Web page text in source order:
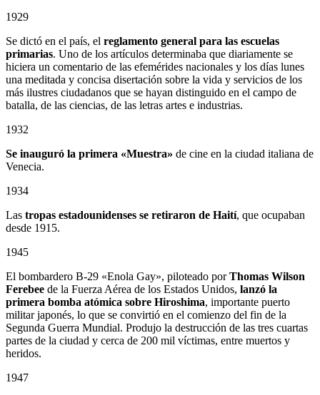
1929
Se dictó en el país, el reglamento general para las escuelas
primarias. Uno de los artículos determinaba que diariamente se
hiciera un comentario de las efemérides nacionales y los días lunes
una meditada y concisa disertación sobre la vida y servicios de los
más ilustres ciudadanos que se hayan distinguido en el campo de
batalla, de las ciencias, de las letras artes e industrias.
1932
Se inauguró la primera «Muestra» de cine en la ciudad italiana de
Venecia.
1934
Las tropas estadounidenses se retiraron de Haití, que ocupaban
desde 1915.
1945
El bombardero B-29 «Enola Gay», piloteado porThomas Wilson
Ferebee de la Fuerza Aérea de los Estados Unidos, lanzó la
primera bomba atómica sobre Hiroshima, importante puerto
militar japonés, lo que se convirtió en el comienzo del fin de la
Segunda Guerra Mundial. Produjo la destrucción de las tres cuartas
partes de la ciudad y cerca de 200 mil víctimas, entre muertos y
heridos.
1947